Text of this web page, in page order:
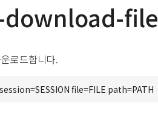
file
로드합니다.
file=FILE path=PATH